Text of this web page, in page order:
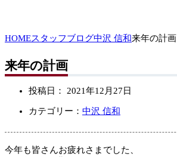
HOMEスタッフブログ中沢 信和来年の計画
来年の計画
投稿日： 2021年12月27日
カテゴリー： 中沢 信和
今年も皆さんお疲れさまでした、